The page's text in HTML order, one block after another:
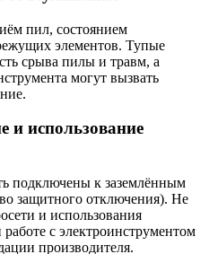
пил, состоянием
элементов. Тупые
срыва пилы и травм, а
могут вызвать
и использование
подключены к заземлённым
защитного отключения). Не
и использования
с электроинструментом
производителя.